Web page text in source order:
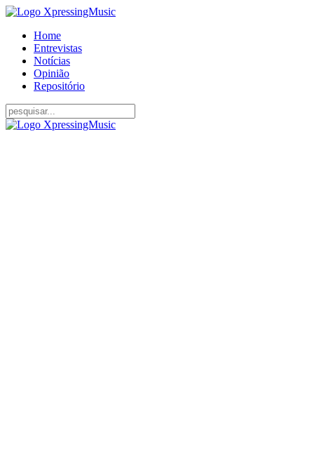
Home
Entrevistas
Notícias
Opinião
Repositório